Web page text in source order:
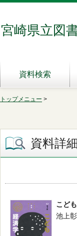
宮崎県立図
資料検索
トップメニュー >
資料詳
こど
池上